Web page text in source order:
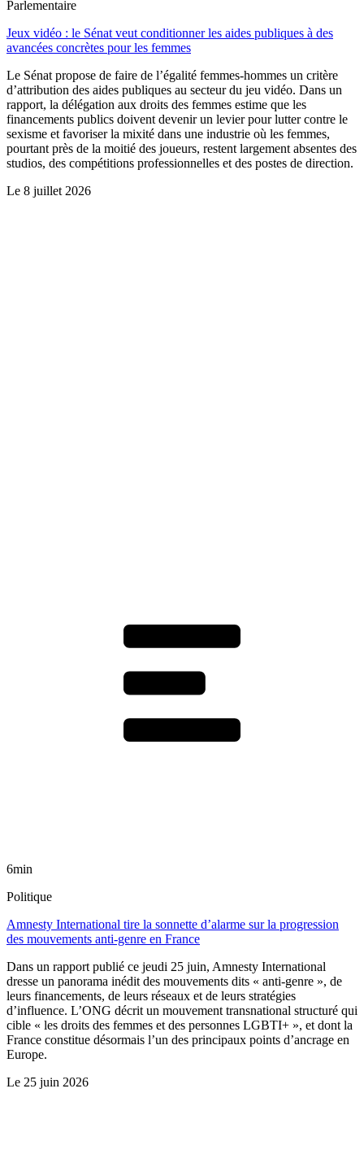
Parlementaire
Jeux vidéo : le Sénat veut conditionner les aides publiques à des
avancées concrètes pour les femmes
Le Sénat propose de faire de l’égalité femmes-hommes un critère
d’attribution des aides publiques au secteur du jeu vidéo. Dans un
rapport, la délégation aux droits des femmes estime que les
financements publics doivent devenir un levier pour lutter contre le
sexisme et favoriser la mixité dans une industrie où les femmes,
pourtant près de la moitié des joueurs, restent largement absentes des
studios, des compétitions professionnelles et des postes de direction.
Le 8 juillet 2026
6min
Politique
Amnesty International tire la sonnette d’alarme sur la progression
des mouvements anti-genre en France
Dans un rapport publié ce jeudi 25 juin, Amnesty International
dresse un panorama inédit des mouvements dits « anti-genre », de
leurs financements, de leurs réseaux et de leurs stratégies
d’influence. L’ONG décrit un mouvement transnational structuré qui
cible « les droits des femmes et des personnes LGBTI+ », et dont la
France constitue désormais l’un des principaux points d’ancrage en
Europe.
Le 25 juin 2026